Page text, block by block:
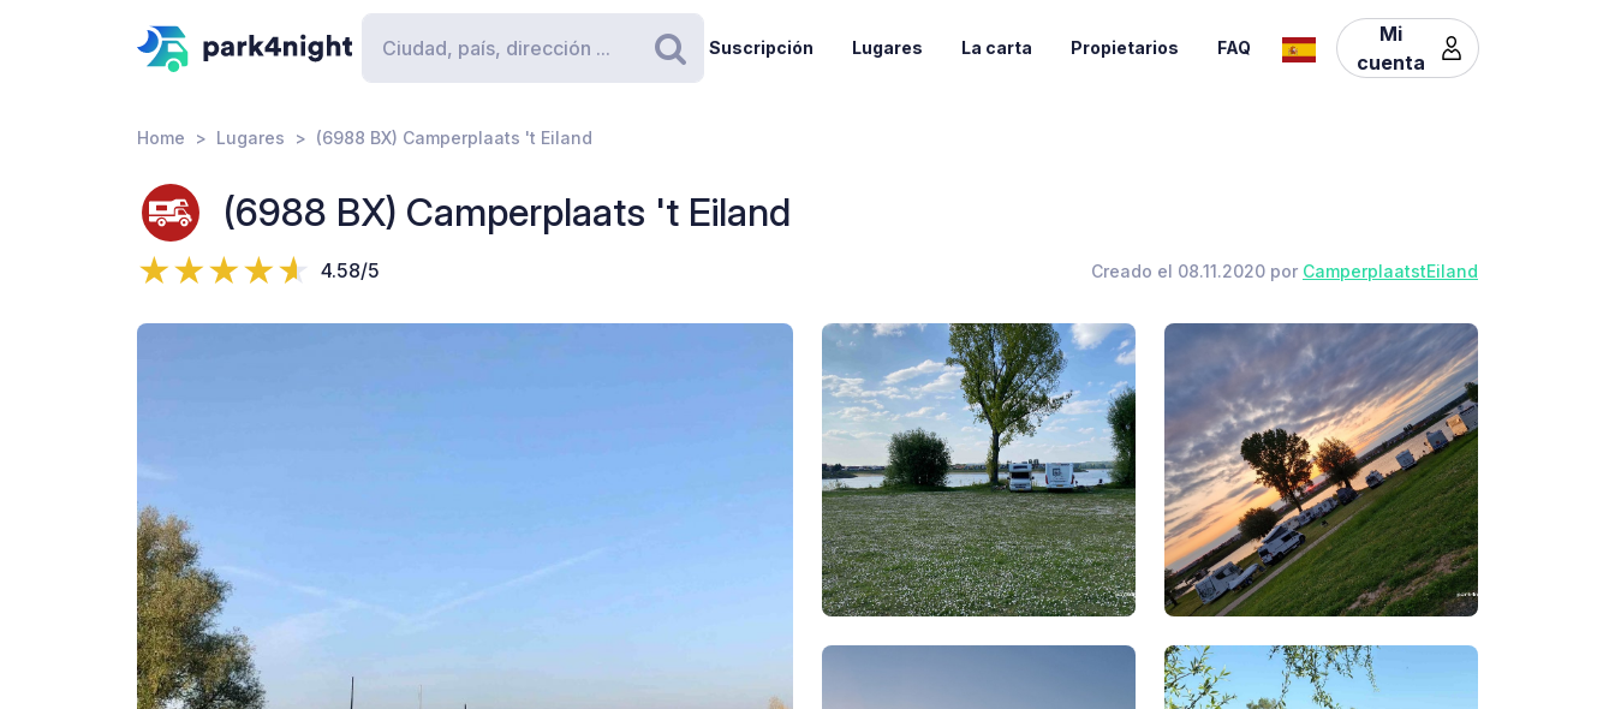
Buscar
Suscripción Lugares La carta Propietarios FAQ
Mi
cuenta
Home Lugares (6988 BX) Camperplaats 't Eiland
(6988 BX) Camperplaats 't Eiland
4.58/5 Creado el 08.11.2020 por CamperplaatstEiland